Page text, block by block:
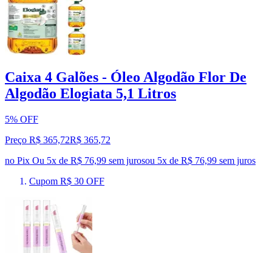
Caixa 4 Galões - Óleo Algodão Flor De
Algodão Elogiata 5,1 Litros
5% OFF
Preço R$ 365,72R$ 365,72
no Pix Ou 5x de R$ 76,99 sem jurosou 5x de R$ 76,99 sem juros
Cupom R$ 30 OFF